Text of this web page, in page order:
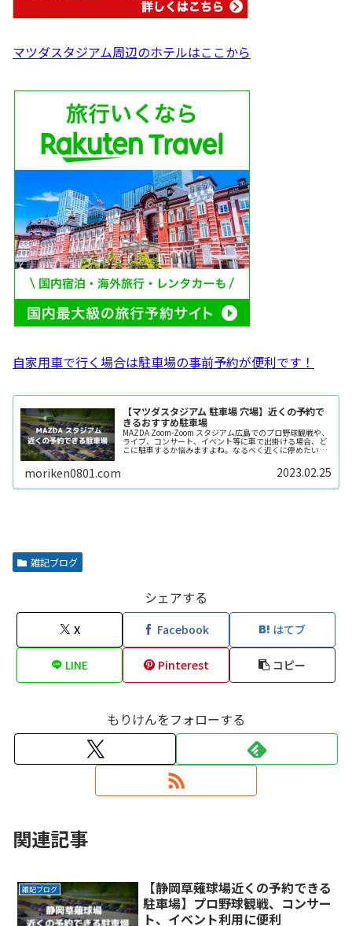
マツダスタジアム周辺のホテルはここから
自家用車で行く場合は駐車場の事前予約が便利です！
【マツダスタジアム 駐車場 穴場】近くの予約で
きるおすすめ駐車場
MAZDA Zoom-Zoom スタジアム広島でのプロ野球観戦や、
ライブ、コンサート、イベント等に車で出掛ける場合、ど
こに駐車するか悩みますよね。なるべく近くに停めたい時
moriken0801.com 2023.02.25
雑記ブログ
シェアする
X Facebook はてブ
LINE Pinterest コピー
もりけんをフォローする
関連記事
雑記ブログ
【静岡草薙球場近くの予約できる
駐車場】プロ野球観戦、コンサー
ト、イベント利用に便利